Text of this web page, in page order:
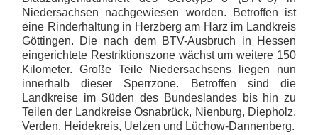
Niedersachsen nachgewiesen worden. Betroffen ist
eine Rinderhaltung in Herzberg am Harz im Landkreis
Göttingen. Die nach dem BTV-Ausbruch in Hessen
eingerichtete Restriktionszone wächst um weitere 150
Kilometer. Große Teile Niedersachsens liegen nun
innerhalb dieser Sperrzone. Betroffen sind die
Landkreise im Süden des Bundeslandes bis hin zu
Teilen der Landkreise Osnabrück, Nienburg, Diepholz,
Verden, Heidekreis, Uelzen und Lüchow-Dannenberg.